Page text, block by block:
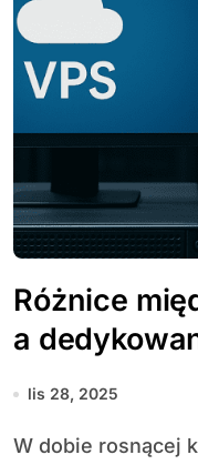
Różnice
a
lis 28, 2025
W dobie rosnącej konkurencji w sieci wybór